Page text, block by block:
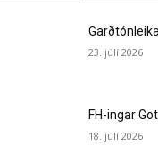
23. júlí 2026
FH-ingar
18. júlí 2026